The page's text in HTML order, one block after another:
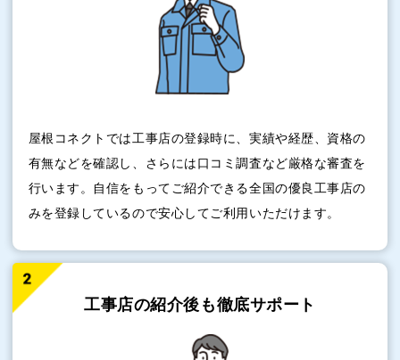
屋根コネクトでは工事店の登録時に、実績や経歴、資格の
有無などを確認し、さらには口コミ調査など厳格な審査を
行います。自信をもってご紹介できる全国の優良工事店の
みを登録しているので安心してご利用いただけます。
工事店の紹介後も徹底サポート